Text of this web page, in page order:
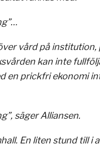
vård på
kan inte
en prickfri ekonomi
säger Alliansen.
En liten stund till i